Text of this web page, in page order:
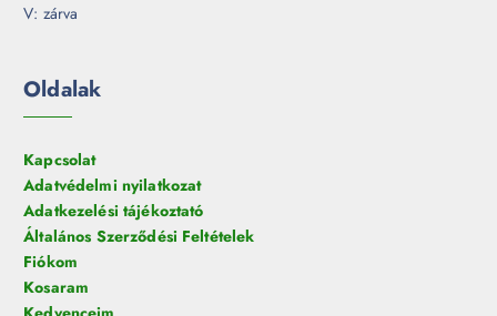
V: zárva
Oldalak
Kapcsolat
Adatvédelmi nyilatkozat
Adatkezelési tájékoztató
Általános Szerződési Feltételek
Fiókom
Kosaram